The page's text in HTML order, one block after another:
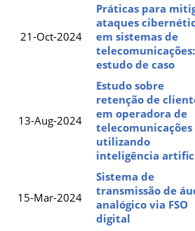
21-Oct-2024
Práticas para
ataques
em sistemas de
telecomunicações:
estudo de caso
13-Aug-2024
Estudo sobre
retenção de
em operadora de
telecomunicações
utilizando
inteligência
15-Mar-2024
Sistema de
transmissão de
analógico via FSO
digital